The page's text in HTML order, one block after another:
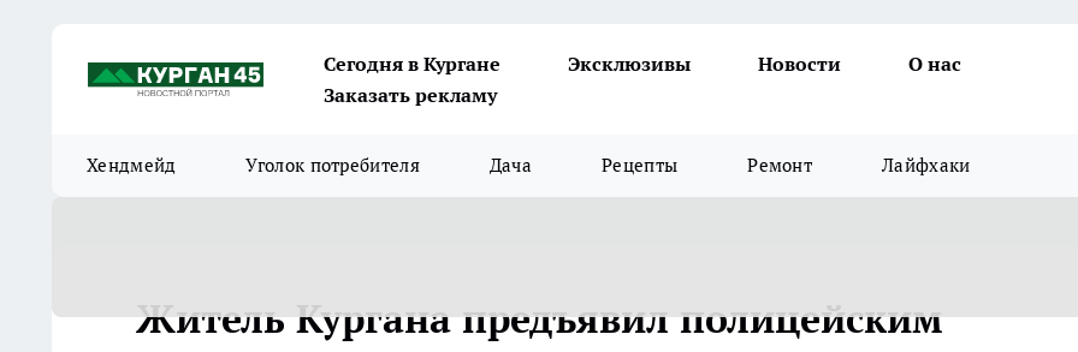
Сегодня в Кургане Эксклюзивы Новости
О нас
Заказать рекламу
Хендмейд Уголок потребителя Дача Рецепты Ремонт Лайфхаки
Житель Кургана предъявил полицейским